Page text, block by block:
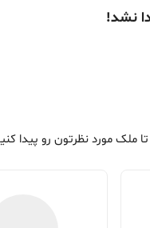
نشد!
ملک مورد نظرتون رو پیدا